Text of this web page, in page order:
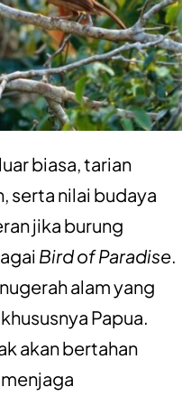
biasa, tarian
serta nilai budaya
jika burung
Bird of Paradise.
alam yang
Papua.
akan bertahan